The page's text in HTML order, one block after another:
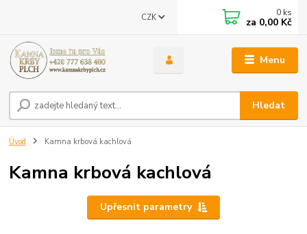
Menu
CZK
Hledat
0 ks
za 0,00 Kč
Úvod Kamna krbová kachlová
Kamna krbová kachlová
Upřesnit parametry